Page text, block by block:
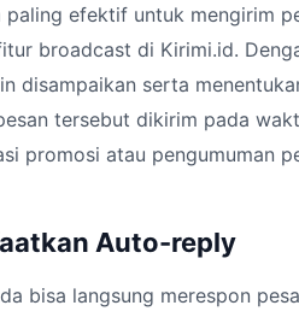
paling efektif untuk mengirim
broadcast di Kirimi.id.
disampaikan serta
tersebut dikirim pada
promosi atau pengumuman
Auto-reply
bisa langsung merespon